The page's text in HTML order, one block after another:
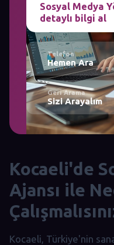
Sosyal Medya
detaylı bilgi al
Telefon
Hemen Ara
Geri Arama
Sizi Arayalım
Kocaeli'de
Ajansı ile
Kocaeli, Türkiye'nin